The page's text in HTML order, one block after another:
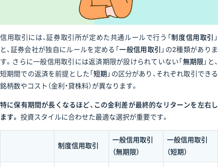
信用取引には、証券取引所が定めた共通ルールで行う「制度信用取引
」
と、証券会社が独自にルールを定める「一般信用取引 」の2種類がありま
す。さらに一般信用取引には返済期限が設けられていない「 無期限 」と、
短期間での返済を前提とした「短期 」の区分があり、それぞれ取引できる
銘柄数やコスト（金利・貸株料）が異なります。
特に保有期間が長くなるほど、この金利差が最終的なリターンを左右し
ます。 投資スタイルに合わせた最適な選択が重要です。
制度信用取引
一般信用取引
（無期限）
一般信用取引
（短期）